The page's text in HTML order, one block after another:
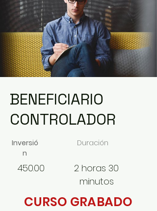
BENEFICIARIO
CONTROLADOR
Inversió
n
450.00
Duración
2 horas 30
minutos
CURSO GRABADO